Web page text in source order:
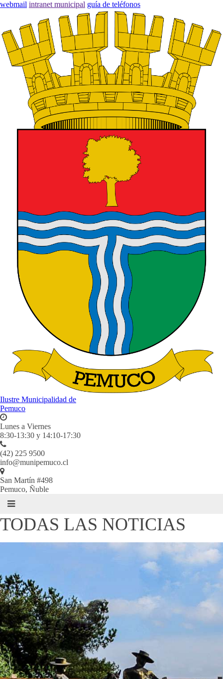
webmail intranet municipal guía de teléfonos
Ilustre Municipalidad de
Pemuco
Lunes a Viernes
8:30-13:30 y 14:10-17:30
(42) 225 9500
info@munipemuco.cl
San Martín #498
Pemuco, Ñuble
TODAS LAS NOTICIAS